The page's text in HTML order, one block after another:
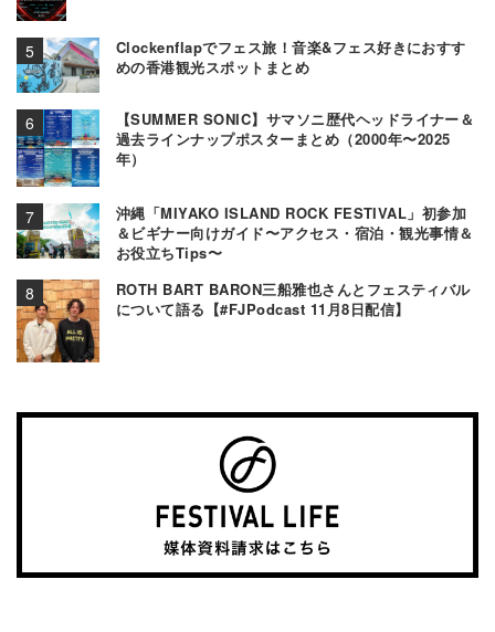
Clockenflapでフェス旅！音楽&フェス好きにおすす
めの香港観光スポットまとめ
【SUMMER SONIC】サマソニ歴代ヘッドライナー＆
過去ラインナップポスターまとめ（2000年〜2025
年）
沖縄「MIYAKO ISLAND ROCK FESTIVAL」初参加
＆ビギナー向けガイド〜アクセス・宿泊・観光事情＆
お役立ちTips〜
ROTH BART BARON三船雅也さんとフェスティバル
について語る【#FJPodcast 11月8日配信】